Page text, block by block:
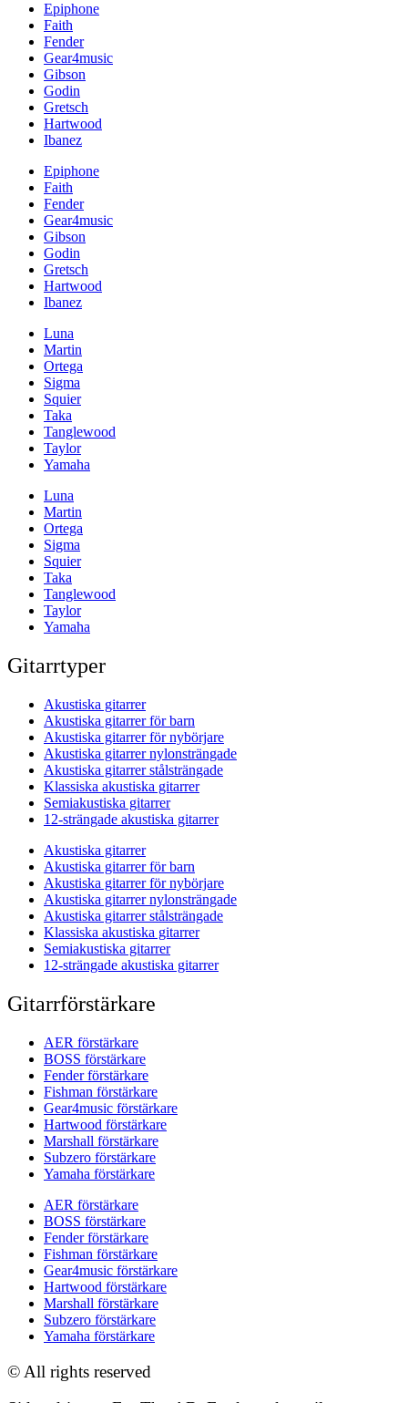
Epiphone
Faith
Fender
Gear4music
Gibson
Godin
Gretsch
Hartwood
Ibanez
Epiphone
Faith
Fender
Gear4music
Gibson
Godin
Gretsch
Hartwood
Ibanez
Luna
Martin
Ortega
Sigma
Squier
Taka
Tanglewood
Taylor
Yamaha
Luna
Martin
Ortega
Sigma
Squier
Taka
Tanglewood
Taylor
Yamaha
Gitarrtyper
Akustiska gitarrer
Akustiska gitarrer för barn
Akustiska gitarrer för nybörjare
Akustiska gitarrer nylonsträngade
Akustiska gitarrer stålsträngade
Klassiska akustiska gitarrer
Semiakustiska gitarrer
12-strängade akustiska gitarrer
Akustiska gitarrer
Akustiska gitarrer för barn
Akustiska gitarrer för nybörjare
Akustiska gitarrer nylonsträngade
Akustiska gitarrer stålsträngade
Klassiska akustiska gitarrer
Semiakustiska gitarrer
12-strängade akustiska gitarrer
Gitarrförstärkare
AER förstärkare
BOSS förstärkare
Fender förstärkare
Fishman förstärkare
Gear4music förstärkare
Hartwood förstärkare
Marshall förstärkare
Subzero förstärkare
Yamaha förstärkare
AER förstärkare
BOSS förstärkare
Fender förstärkare
Fishman förstärkare
Gear4music förstärkare
Hartwood förstärkare
Marshall förstärkare
Subzero förstärkare
Yamaha förstärkare
© All rights reserved